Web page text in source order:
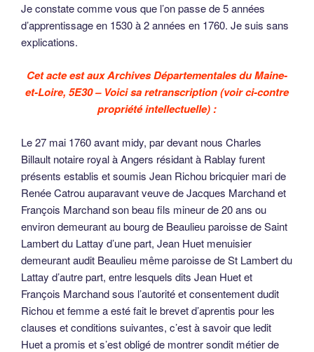
Je constate comme vous que l’on passe de 5 années
d’apprentissage en 1530 à 2 années en 1760. Je suis sans
explications.
Cet acte est aux Archives Départementales du Maine-
et-Loire, 5E30 – Voici sa retranscription (voir ci-contre
propriété intellectuelle) :
Le 27 mai 1760 avant midy, par devant nous Charles
Billault notaire royal à Angers résidant à Rablay furent
présents establis et soumis Jean Richou bricquier mari de
Renée Catrou auparavant veuve de Jacques Marchand et
François Marchand son beau fils mineur de 20 ans ou
environ demeurant au bourg de Beaulieu paroisse de Saint
Lambert du Lattay d’une part, Jean Huet menuisier
demeurant audit Beaulieu même paroisse de St Lambert du
Lattay d’autre part, entre lesquels dits Jean Huet et
François Marchand sous l’autorité et consentement dudit
Richou et femme a esté fait le brevet d’aprentis pour les
clauses et conditions suivantes, c’est à savoir que ledit
Huet a promis et s’est obligé de montrer sondit métier de